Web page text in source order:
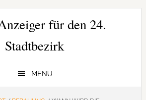
für den 24.
Stadtbezirk
MENU